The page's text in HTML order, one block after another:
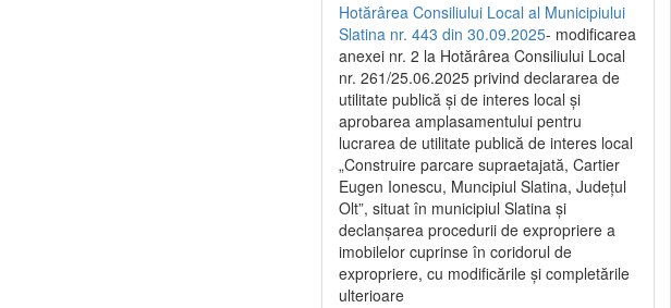
Hotărârea Consiliului Local al Municipiului
Slatina nr. 443 din 30.09.2025- modificarea
anexei nr. 2 la Hotărârea Consiliului Local
nr. 261/25.06.2025 privind declararea de
utilitate publică şi de interes local şi
aprobarea amplasamentului pentru
lucrarea de utilitate publică de interes local
„Construire parcare supraetajată, Cartier
Eugen Ionescu, Muncipiul Slatina, Judeţul
Olt”, situat în municipiul Slatina şi
declanşarea procedurii de expropriere a
imobilelor cuprinse în coridorul de
expropriere, cu modificările şi completările
ulterioare